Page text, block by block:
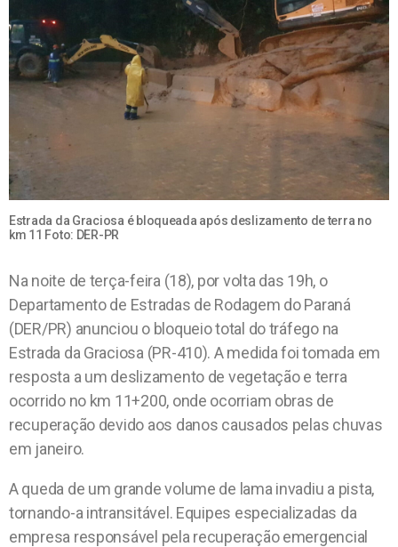
Estrada da Graciosa é bloqueada após deslizamento de terra no
km 11 Foto: DER-PR
Na noite de terça-feira (18), por volta das 19h, o
Departamento de Estradas de Rodagem do Paraná
(DER/PR) anunciou o bloqueio total do tráfego na
Estrada da Graciosa (PR-410). A medida foi tomada em
resposta a um deslizamento de vegetação e terra
ocorrido no km 11+200, onde ocorriam obras de
recuperação devido aos danos causados pelas chuvas
em janeiro.
A queda de um grande volume de lama invadiu a pista,
tornando-a intransitável. Equipes especializadas da
empresa responsável pela recuperação emergencial